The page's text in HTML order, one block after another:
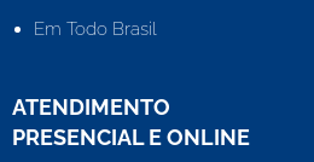
Em Todo Brasil
ATENDIMENTO
PRESENCIAL E ONLINE